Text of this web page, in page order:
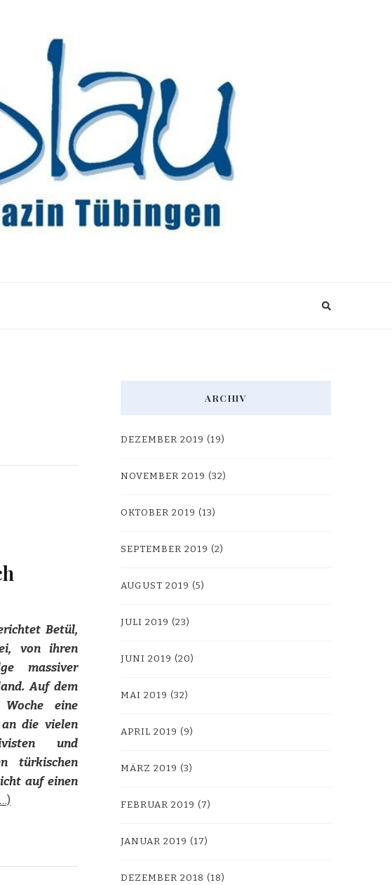
Betül,
von ihren
massiver
Auf dem
eine
die vielen
und
türkischen
auf einen
ARCHIV
DEZEMBER 2019 (19)
NOVEMBER 2019 (32)
OKTOBER 2019 (13)
SEPTEMBER 2019 (2)
AUGUST 2019 (5)
JULI 2019 (23)
JUNI 2019 (20)
MAI 2019 (32)
APRIL 2019 (9)
MÄRZ 2019 (3)
FEBRUAR 2019 (7)
JANUAR 2019 (17)
DEZEMBER 2018 (18)